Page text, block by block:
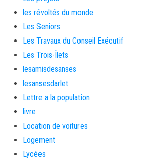
les révoltés du monde
Les Seniors
Les Travaux du Conseil Exécutif
Les Trois-Îlets
lesamisdesanses
lesansesdarlet
Lettre a la population
livre
Location de voitures
Logement
Lycées